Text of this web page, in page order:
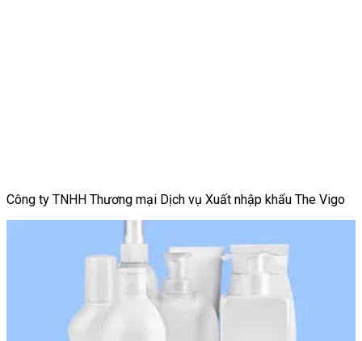
Công ty TNHH Thương mại Dịch vụ Xuất nhập khẩu The Vigo